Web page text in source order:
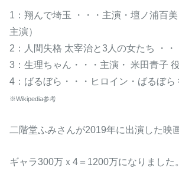
1：翔んで埼玉 ・・・主演・壇ノ浦百
主演）
2：人間失格 太宰治と3人の女たち ・・
3：生理ちゃん・・・主演・ 米田青子 役
4：ばるぼら・・・ヒロイン・ばるぼら
※Wikipedia参考
二階堂ふみさんが2019年に出演した映
ギャラ300万ｘ4＝1200万になりました。